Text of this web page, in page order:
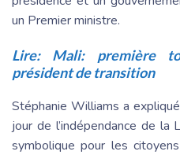
un Premier ministre.
Lire: Mali: première
président de transition
Stéphanie Williams a
jour de l’indépendance de
symbolique pour les